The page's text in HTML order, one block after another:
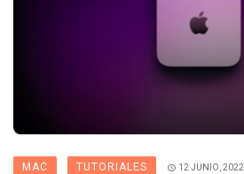
MAC TUTORIALES 12 JUNIO, 2022